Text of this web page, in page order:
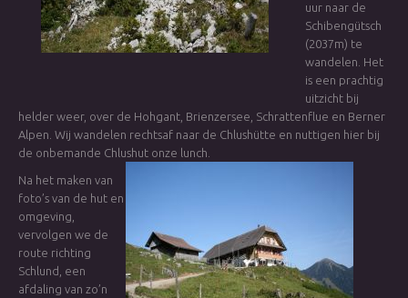
uur naar de
Schibengütsch
(2037m) te
wandelen. Het
is een prachtig
uitzicht bij
helder weer, over de Hohgant, Brienzersee, Schrattenflue en Berner
Alpen. Wij wandelen rechtsaf naar de Chlushütte en nuttigen hier bij
de onbemande Chlushut onze lunch.
Na het maken van
foto’s van de hut en
omgeving,
vervolgen we de
route richting
Schlund, een
afdaling van zo’n